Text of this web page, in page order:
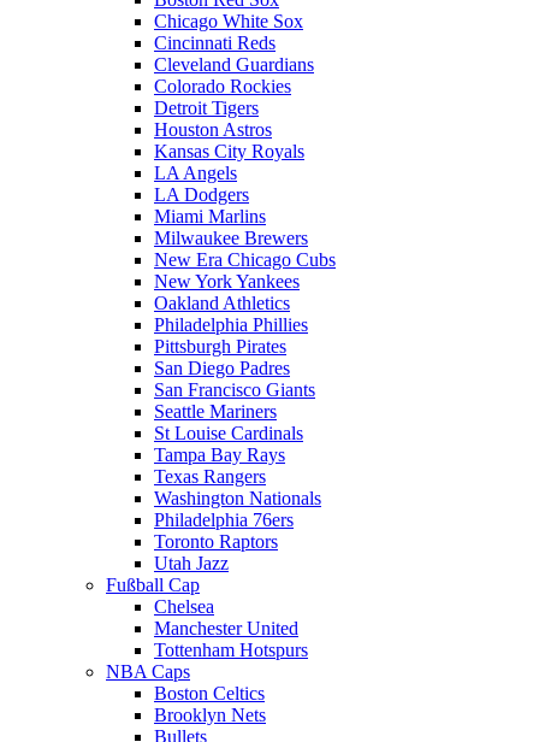
Chicago White Sox
Cincinnati Reds
Cleveland Guardians
Colorado Rockies
Detroit Tigers
Houston Astros
Kansas City Royals
LA Angels
LA Dodgers
Miami Marlins
Milwaukee Brewers
New Era Chicago Cubs
New York Yankees
Oakland Athletics
Philadelphia Phillies
Pittsburgh Pirates
San Diego Padres
San Francisco Giants
Seattle Mariners
St Louise Cardinals
Tampa Bay Rays
Texas Rangers
Washington Nationals
Philadelphia 76ers
Toronto Raptors
Utah Jazz
Fußball Cap
Chelsea
Manchester United
Tottenham Hotspurs
NBA Caps
Boston Celtics
Brooklyn Nets
Bullets